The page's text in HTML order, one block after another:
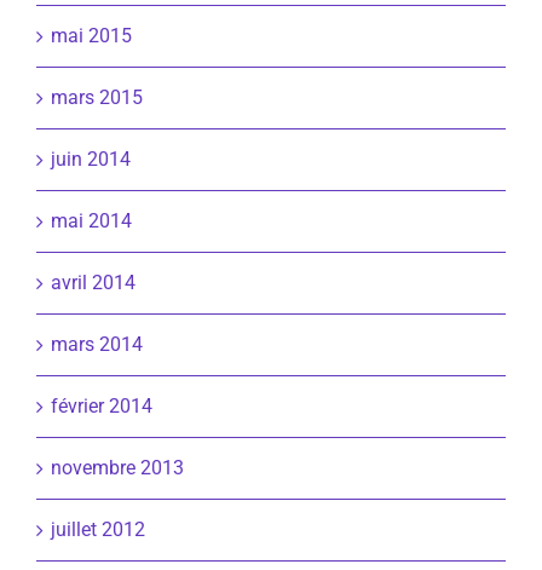
mai 2015
mars 2015
juin 2014
mai 2014
avril 2014
mars 2014
février 2014
novembre 2013
juillet 2012